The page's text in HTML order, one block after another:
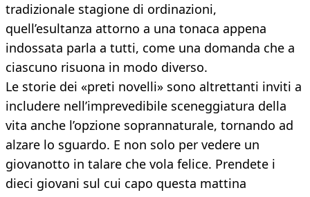
tradizionale stagione di ordinazioni,
quell’esultanza attorno a una tonaca appena
indossata parla a tutti, come una domanda che a
ciascuno risuona in modo diverso.
Le storie dei «preti novelli» sono altrettanti inviti a
includere nell’imprevedibile sceneggiatura della
vita anche l’opzione soprannaturale, tornando ad
alzare lo sguardo. E non solo per vedere un
giovanotto in talare che vola felice. Prendete i
dieci giovani sul cui capo questa mattina